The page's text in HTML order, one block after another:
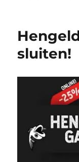
sluiten!